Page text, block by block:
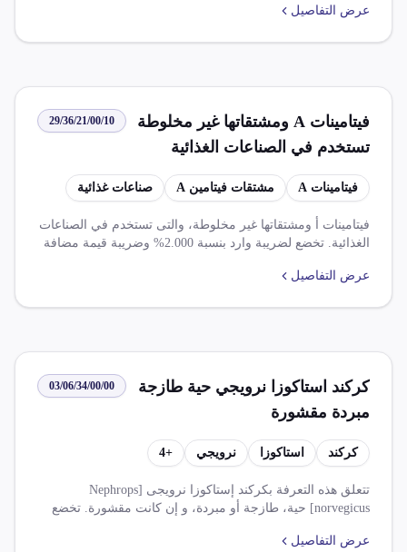
معلومات عن القواعد والإعفاءات.
عرض التفاصيل
فيتامينات A ومشتقاتها غير مخلوطة
تستخدم في الصناعات الغذائية
29/36/21/00/10
فيتامينات A مشتقات فيتامين A صناعات غذائية
فيتامينات أ ومشتقاتها غير مخلوطة، والتى تستخدم في الصناعات
الغذائية. تخضع لضريبة وارد بنسبة 2.000% وضريبة قيمة مضافة
المواد الداخلة في إنتاج الأدوية. تخضع لاتفاقيات التجارة الحرة
بموافقة هيئة سلامة الغذاء (بالنسبة للأغذية) أو الحجر البيطري
عرض التفاصيل
كركند استاكوزا نرويجي حية طازجة
مبردة مقشورة
03/06/34/00/00
كركند استاكوزا نرويجي +
4
تتعلق هذه التعرفة بكركند إستاكوزا نرويجى [Nephrops
norvegicus] حية، طازجة أو مبردة، و إن كانت مقشورة. تخضع
0.000%. كما تطبق عدة قواعد مثل إعفاء كامل من الرسوم على
عرض التفاصيل